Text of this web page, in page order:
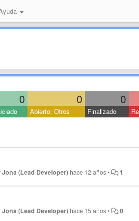
0 0 0
Abierto: Otros Finalizado
Jona (Lead Developer) hace 12 años• 1
Jona (Lead Developer) hace 15 años• 0